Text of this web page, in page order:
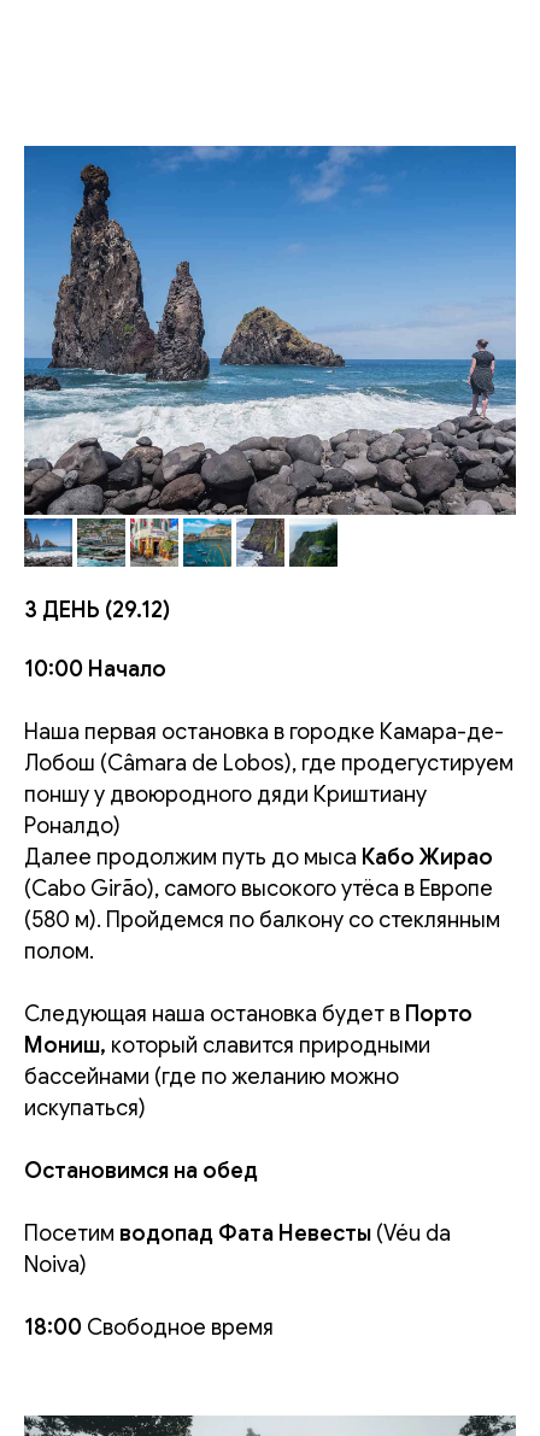
3 ДЕНЬ (29.12)
10:00 Начало
Наша первая остановка в городке Камара-де-
Лобош (Câmara de Lobos), где продегустируем
поншу у двоюродного дяди Криштиану
Роналдо)
Далее продолжим путь до мыса Кабо Жирао
(Cabo Girão), самого высокого утёса в Европе
(580 м). Пройдемся по балкону со стеклянным
полом.
Следующая наша остановка будет в Порто
Мониш, который славится природными
бассейнами (где по желанию можно
искупаться)
Остановимся на обед
Посетим водопад Фата Невесты (Véu da
Noiva)
18:00 Свободное время